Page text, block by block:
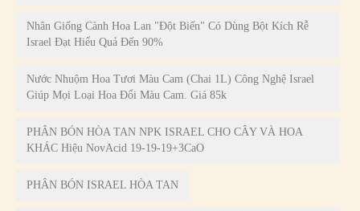
Nhân Giống Cành Hoa Lan "đột Biến" Có Dùng Bột Kích Rễ
Israel Đạt Hiểu Quả Đến 90%
Nước Nhuộm Hoa Tươi Màu Cam (Chai 1L) Công Nghệ Israel
Giúp Mọi Loại Hoa Đổi Màu Cam. Giá 85k
PHÂN BÓN HÒA TAN NPK ISRAEL CHO CÂY VÀ HOA
KHÁC Hiệu NovAcid 19-19-19+3CaO
PHÂN BÓN ISRAEL HÒA TAN